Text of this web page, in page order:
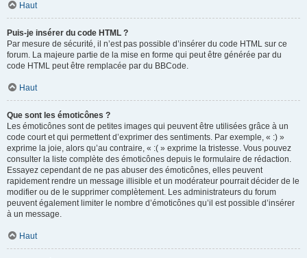
Haut
Puis-je insérer du code HTML ?
Par mesure de sécurité, il n’est pas possible d’insérer du code HTML sur ce
forum. La majeure partie de la mise en forme qui peut être générée par du
code HTML peut être remplacée par du BBCode.
Haut
Que sont les émoticônes ?
Les émoticônes sont de petites images qui peuvent être utilisées grâce à un
code court et qui permettent d’exprimer des sentiments. Par exemple, « :) »
exprime la joie, alors qu’au contraire, « :( » exprime la tristesse. Vous pouvez
consulter la liste complète des émoticônes depuis le formulaire de rédaction.
Essayez cependant de ne pas abuser des émoticônes, elles peuvent
rapidement rendre un message illisible et un modérateur pourrait décider de le
modifier ou de le supprimer complètement. Les administrateurs du forum
peuvent également limiter le nombre d’émoticônes qu’il est possible d’insérer
à un message.
Haut